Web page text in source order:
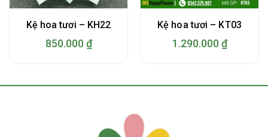
Kệ hoa tươi – KH22
850.000 ₫
Kệ hoa tươi – KT03
1.290.000 ₫